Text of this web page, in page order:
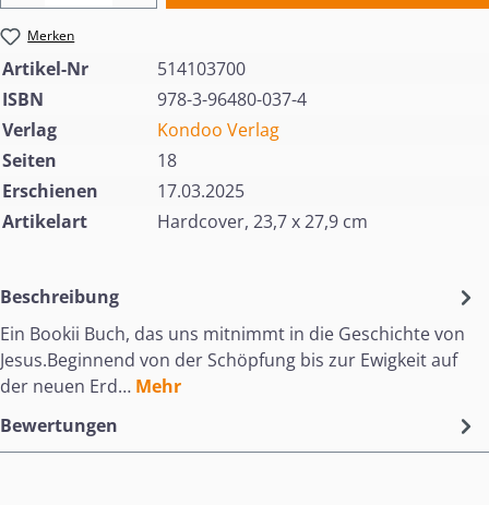
Merken
Artikel-Nr
514103700
ISBN
978-3-96480-037-4
Verlag
Kondoo Verlag
Seiten
18
Erschienen
17.03.2025
Artikelart
Hardcover, 23,7 x 27,9 cm
Beschreibung
Ein Bookii Buch, das uns mitnimmt in die Geschichte von
Jesus.Beginnend von der Schöpfung bis zur Ewigkeit auf
der neuen Erd… Mehr
Bewertungen